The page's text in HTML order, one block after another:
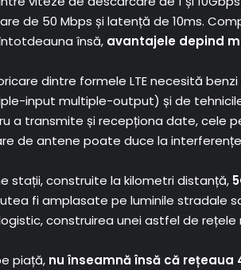
de 50 Mbps și latență de 10ms.
însă, avantajele depind
dintre formele LTE necesită
input multiple-output) și de
a transmite și recepționa date, cele
de antene poate duce la
stații, construite la kilometri distanță,
fi amplasate pe luminile stradale
construirea unei astfel de
piață, nu înseamnă însă că rețeaua